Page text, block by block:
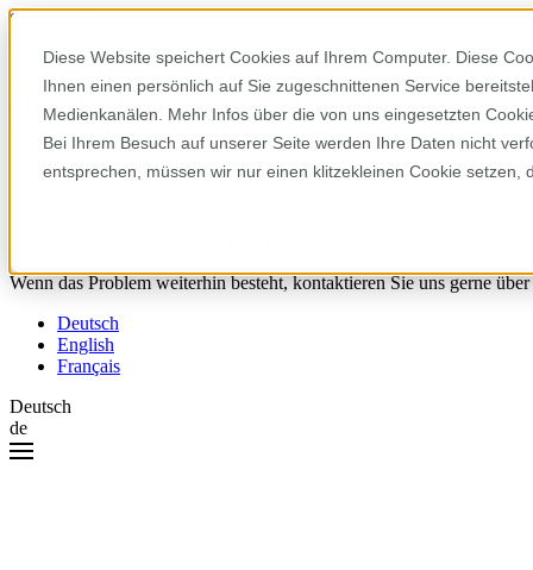
Diese Website speichert Cookies auf Ihrem Computer. Diese
Ihnen einen persönlich auf Sie zugeschnittenen Service
Medienkanälen. Mehr Infos über die von uns eingesetzten
Bei Ihrem Besuch auf unserer Seite werden Ihre Daten nicht
entsprechen, müssen wir nur einen klitzekleinen Cookie setzen,
Skip to content
Hoppla! Da ist etwas schiefgelaufen.
Wenn das Problem weiterhin besteht, kontaktieren Sie uns gerne
Deutsch
English
Français
Deutsch
de